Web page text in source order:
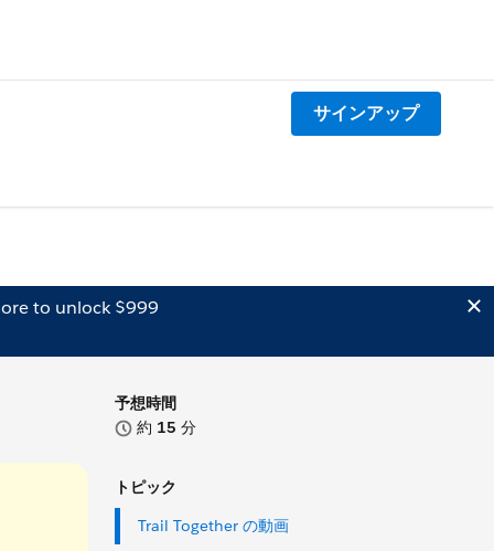
サインアップ
to unlock $999
予想時間
約 15 分
トピック
Trail Together の動画